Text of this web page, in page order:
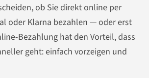
ob Sie direkt online per
oder Klarna bezahlen — oder erst
Bezahlung hat den Vorteil, dass
geht: einfach vorzeigen und